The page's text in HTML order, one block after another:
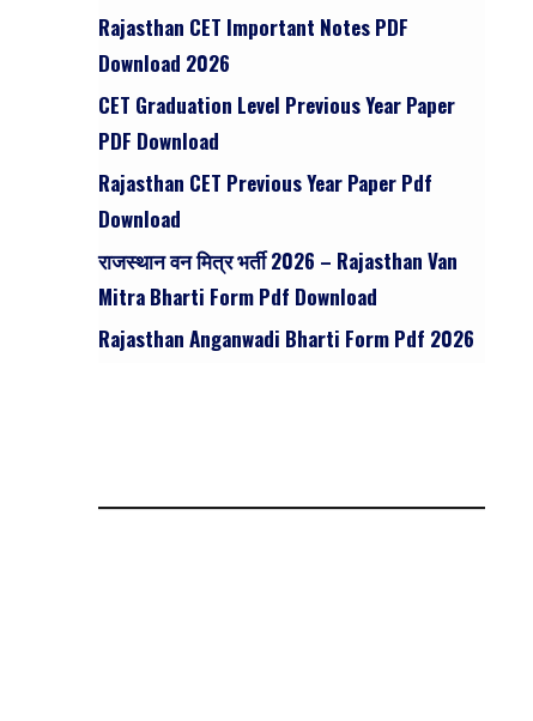
Rajasthan CET Important Notes PDF
Download 2026
CET Graduation Level Previous Year Paper
PDF Download
Rajasthan CET Previous Year Paper Pdf
Download
राजस्थान वन मित्र भर्ती 2026 – Rajasthan Van
Mitra Bharti Form Pdf Download
Rajasthan Anganwadi Bharti Form Pdf 2026